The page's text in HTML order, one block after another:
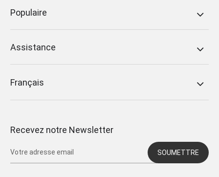
Populaire
Assistance
Français
Recevez notre Newsletter
SOUMETTRE